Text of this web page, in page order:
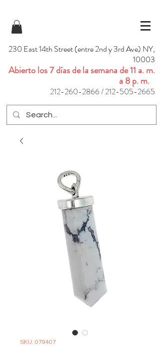
230 East 14th Street (entre 2nd y 3rd Ave) NY,
10003
Abierto los 7 días de la semana de 11 a. m.
a 8 p. m.
212-260-2866/212-505-2665
SKU: 079407